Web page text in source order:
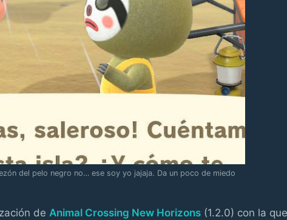
del pelo negro no… ese soy yo jajaja. Da un poco de miedo
de Animal Crossing New Horizons (1.2.0) con la que